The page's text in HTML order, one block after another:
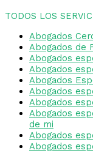
TODOS LOS
Abogados
Abogados de
Abogados
Abogados
Abogados
Abogados
Abogados
Abogados
de mi
Abogados
Abogados